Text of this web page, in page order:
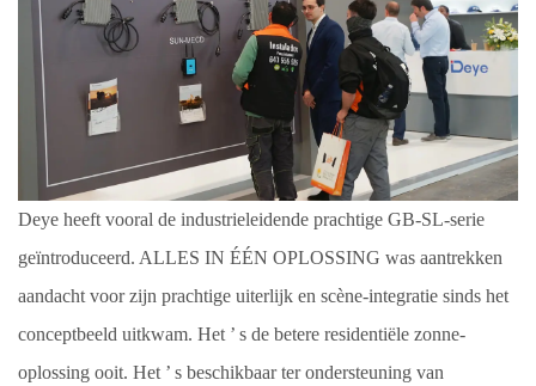
Deye heeft vooral de industrieleidende prachtige GB-SL-serie
geïntroduceerd. ALLES IN ÉÉN OPLOSSING was aantrekken
aandacht voor zijn prachtige uiterlijk en scène-integratie sinds het
conceptbeeld uitkwam. Het ’ s de betere residentiële zonne-
oplossing ooit. Het ’ s beschikbaarter ondersteuning van